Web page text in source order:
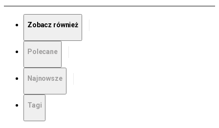
Zobacz również
Polecane
Najnowsze
Tagi